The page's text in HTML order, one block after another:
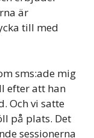
är
till med
sms:ade mig
efter att han
Och vi satte
på plats. Det
sessionerna